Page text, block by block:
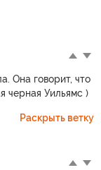
Она говорит, что
черная Уильямс )
Раскрыть ветку